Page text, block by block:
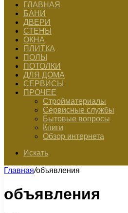
ГЛАВНАЯ
БАНИ
ДВЕРИ
СТЕНЫ
ОКНА
ПЛИТКА
ПОЛЫ
ПОТОЛКИ
ДЛЯ ДОМА
СЕРВИСЫ
ПРОЧЕЕ
Стройматериалы
Сервисные службы
Бытовые вопросы
Книги
Обзор интернета
Искать
Главная/объявления
объявления